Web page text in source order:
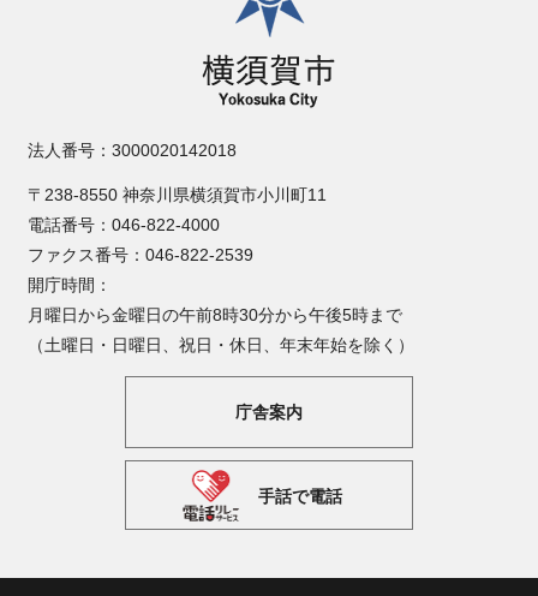
法人番号：3000020142018
〒238-8550 神奈川県横須賀市小川町11
電話番号：046-822-4000
ファクス番号：046-822-2539
開庁時間：
月曜日から金曜日の午前8時30分から午後5時まで
（土曜日・日曜日、祝日・休日、年末年始を除く）
庁舎案内
手話で電話